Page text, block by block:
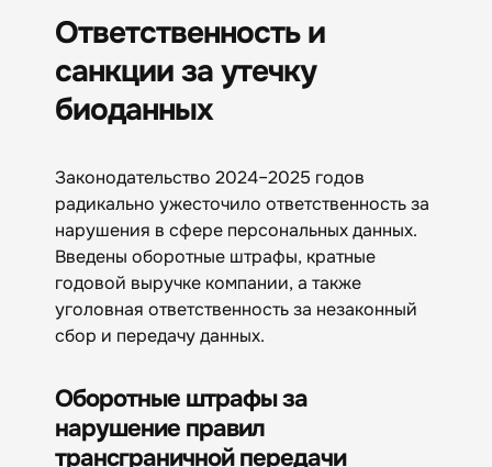
Ответственность и
санкции за утечку
биоданных
Законодательство 2024–2025 годов
радикально ужесточило ответственность за
нарушения в сфере персональных данных.
Введены оборотные штрафы, кратные
годовой выручке компании, а также
уголовная ответственность за незаконный
сбор и передачу данных.
Оборотные штрафы за
нарушение правил
трансграничной передачи